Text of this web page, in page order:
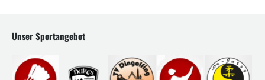
Unser Sportangebot